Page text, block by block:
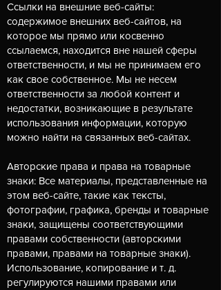
Ссылки на внешние веб-сайты:
содержимое внешних веб-сайтов, на
которое мы прямо или косвенно
ссылаемся, находится вне нашей сферы
ответственности, и мы не принимаем его
как свое собственное. Мы не несем
ответственности за любой контент и
недостатки, возникающие в результате
использования информации, которую
можно найти на связанных веб-сайтах.
Авторские права и права на товарные
знаки: Все материалы, представленные на
этом веб-сайте, такие как тексты,
фотографии, графика, бренды и товарные
знаки, защищены соответствующими
правами собственности (авторскими
правами, правами на товарные знаки).
Использование, копирование и т. д.
регулируются нашими правами или